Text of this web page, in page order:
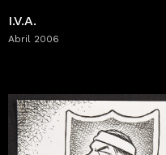
I.V.A.
Abril 2006